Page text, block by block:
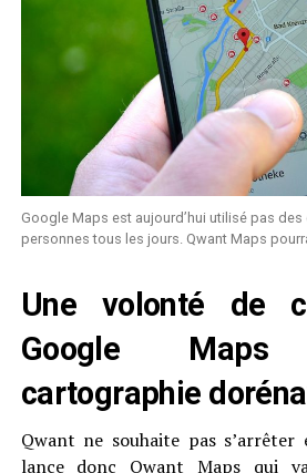
Google Maps est aujourd’hui utilisé pas
personnes tous les jours. Qwant Maps
Une volonté de
Google
cartographie
Qwant ne souhaite pas
lance donc Qwant Maps qui